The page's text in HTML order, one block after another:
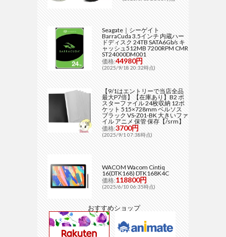
Seagate｜シーゲイト
BarraCuda 3.5インチ 内蔵ハー
ドディスク 24TB SATA6Gb/s キ
ャッシュ512MB 7200RPM CMR
ST24000DM001
価格:44980円
(2025/9/18 20:32時点)
【9/1はエントリーで当店全品
最大P7倍】【在庫あり】B2 ポ
スターファイル 24枚収納 12ポ
ケット 515×728mm ベルソス
ブラック VS-Z01-BK 大きいファ
イル アニメ 保管 保存【/srm】
価格:3700円
(2025/9/1 07:38時点)
WACOM Wacom Cintiq
16(DTK168) DTK168K4C
価格:118800円
(2025/6/10 06:35時点)
おすすめショップ